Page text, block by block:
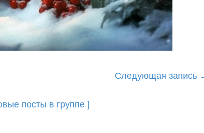
Следующая запись
посты в группе ]